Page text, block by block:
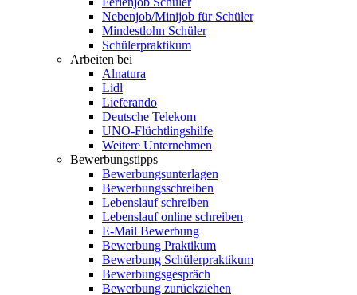
Nebenjob/Minijob für Schüler
Mindestlohn Schüler
Schülerpraktikum
Arbeiten bei
Alnatura
Lidl
Lieferando
Deutsche Telekom
UNO-Flüchtlingshilfe
Weitere Unternehmen
Bewerbungstipps
Bewerbungsunterlagen
Bewerbungsschreiben
Lebenslauf schreiben
Lebenslauf online schreiben
E-Mail Bewerbung
Bewerbung Praktikum
Bewerbung Schülerpraktikum
Bewerbungsgespräch
Bewerbung zurückziehen